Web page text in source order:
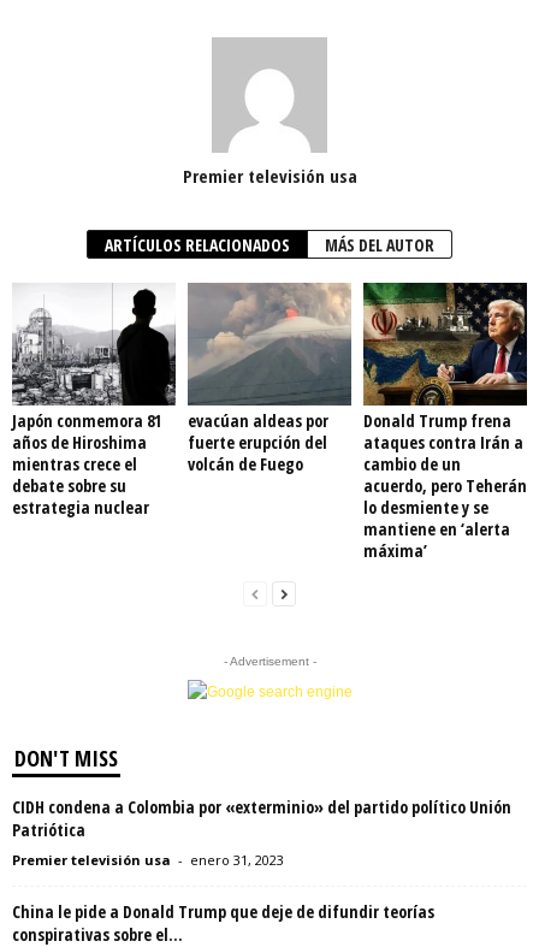
Premier televisión usa
ARTÍCULOS RELACIONADOS MÁS DEL AUTOR
Japón conmemora 81
años de Hiroshima
mientras crece el
debate sobre su
estrategia nuclear
evacúan aldeas por
fuerte erupción del
volcán de Fuego
Donald Trump frena
ataques contra Irán a
cambio de un
acuerdo, pero Teherán
lo desmiente y se
mantiene en ‘alerta
máxima’
- Advertisement -
DON'T MISS
CIDH condena a Colombia por «exterminio» del partido político Unión
Patriótica
Premier televisión usa - enero 31, 2023
China le pide a Donald Trump que deje de difundir teorías
conspirativas sobre el...